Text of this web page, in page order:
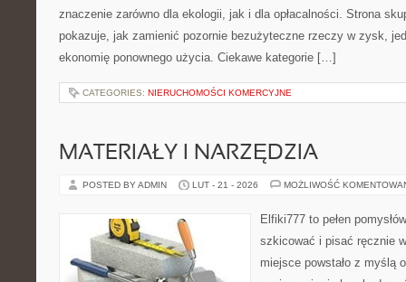
znaczenie zarówno dla ekologii, jak i dla opłacalności. Strona
pokazuje, jak zamienić pozornie bezużyteczne rzeczy w zysk,
ekonomię ponownego użycia. Ciekawe kategorie […]
CATEGORIES: NIERUCHOMOŚCI KOMERCYJNE
MATERIAŁY I NARZĘDZIA
POSTED BY ADMIN LUT - 21 - 2026 MOŻLIWOŚĆ
Elfiki777 to pełen
szkicować i pisać ręcznie
miejsce powstało z myślą